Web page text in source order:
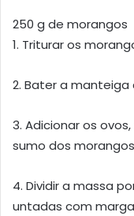
250 g de morangos
1. Triturar os
2. Bater a manteiga
3. Adicionar os
sumo dos
4. Dividir a massa
untadas com